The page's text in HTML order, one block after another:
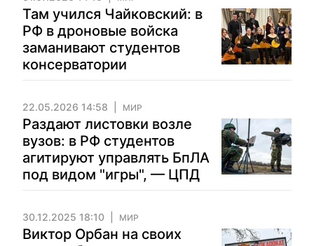
Там учился Чайковский: в
РФ в дроновые войска
заманивают студентов
консерватории
22.05.2026 14:58 МИР
Раздают листовки возле
вузов: в РФ студентов
агитируют управлять БпЛА
под видом "игры", — ЦПД
30.12.2025 18:10 МИР
Виктор Орбан на своих